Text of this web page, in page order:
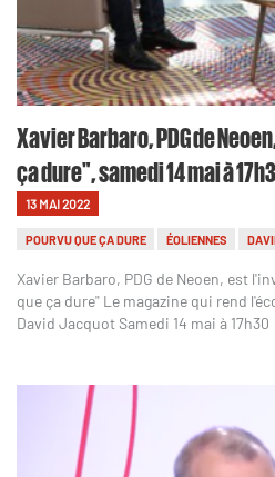
Xavier Barbaro, PDG de
ça dure", samedi 14 mai à
13 MAI 2022
POURVU QUE ÇA DURE ÉOLIENNES
Xavier Barbaro, PDG de Neoen, est
que ça dure" Le magazine qui rend
David Jacquot Samedi 14 mai à 17h30